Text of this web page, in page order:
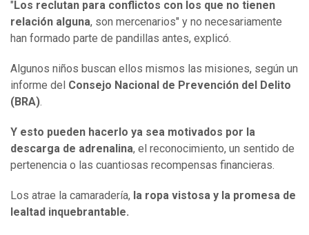
" Los reclutan para conflictos con los que no tienen
relación alguna, son mercenarios" y no necesariamente
han formado parte de pandillas antes, explicó.
Algunos niños buscan ellos mismos las misiones, según un
informe del Consejo Nacional de Prevención del Delito
(BRA).
Y esto pueden hacerlo ya sea motivados por la
descarga de adrenalina, el reconocimiento, un sentido de
pertenencia o las cuantiosas recompensas financieras.
Los atrae la camaradería, la ropa vistosa y la promesa de
lealtad inquebrantable.